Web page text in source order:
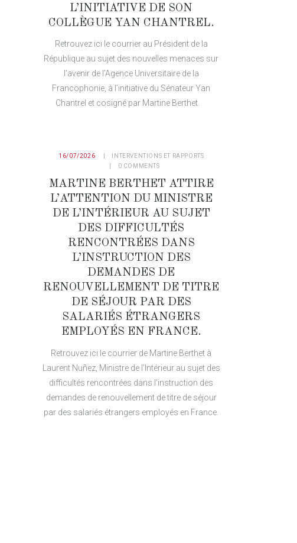
L’INITIATIVE DE SON
COLLÈGUE YAN CHANTREL.
Retrouvez ici le courrier au Président de la
République au sujet des nouvelles menaces sur
l’avenir de l’Agence Universitaire de la
Francophonie, à l’initiative du Sénateur Yan
Chantrel et cosigné par Martine Berthet.
16/07/2026
INTERVENTIONS ET RAPPORTS
0 COMMENTS
MARTINE BERTHET ATTIRE
L’ATTENTION DU MINISTRE
DE L’INTÉRIEUR AU SUJET
DES DIFFICULTÉS
RENCONTRÉES DANS
L’INSTRUCTION DES
DEMANDES DE
RENOUVELLEMENT DE TITRE
DE SÉJOUR PAR DES
SALARIÉS ÉTRANGERS
EMPLOYÉS EN FRANCE.
Retrouvez ici le courrier de Martine Berthet à
Laurent Nuñez, Ministre de l’Intérieur au sujet des
difficultés rencontrées dans l’instruction des
demandes de renouvellement de titre de séjour
par des salariés étrangers employés en France.